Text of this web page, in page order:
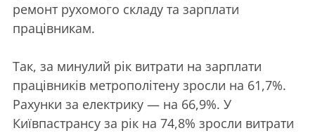
ремонт рухомого складу та зарплати
працівникам.
Так, за минулий рік витрати на зарплати
працівників метрополітену зросли на 61,7%.
Рахунки за електрику — на 66,9%. У
Київпастрансу за рік на 74,8% зросли витрати